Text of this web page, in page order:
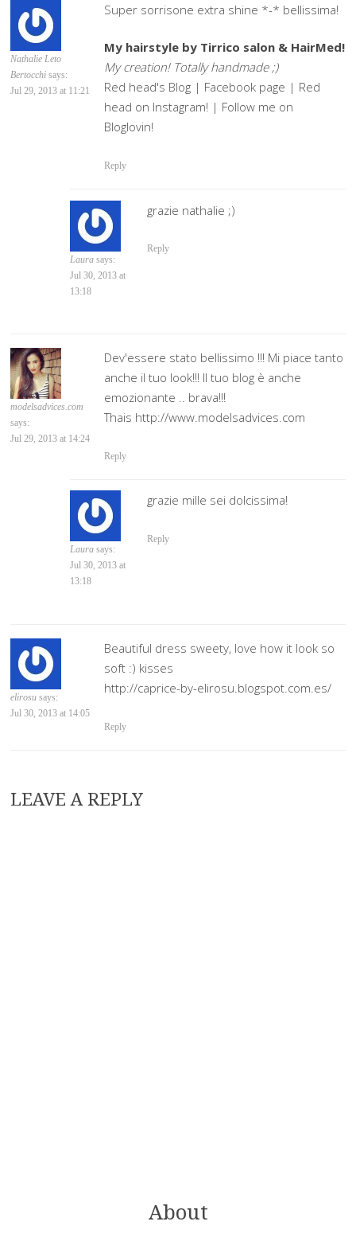
Nathalie Leto
Bertocchi says:
Jul 29, 2013 at 11:21
Super sorrisone extra shine *-* bellissima!
My hairstyle by Tirrico salon & HairMed!
My creation! Totally handmade ;)
Red head's Blog | Facebook page | Red
head on Instagram! | Follow me on
Bloglovin!
Reply
Laura says:
Jul 30, 2013 at
13:18
grazie nathalie ;)
Reply
modelsadvices.com
says:
Jul 29, 2013 at 14:24
Dev'essere stato bellissimo !!! Mi piace tanto
anche il tuo look!!! Il tuo blog è anche
emozionante .. brava!!!
Thais http://www.modelsadvices.com
Reply
Laura says:
Jul 30, 2013 at
13:18
grazie mille sei dolcissima!
Reply
elirosu says:
Jul 30, 2013 at 14:05
Beautiful dress sweety, love how it look so
soft :) kisses
http://caprice-by-elirosu.blogspot.com.es/
Reply
LEAVE A REPLY
About